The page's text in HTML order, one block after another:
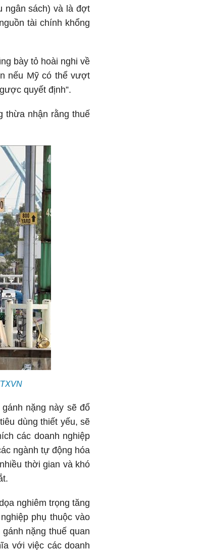
ngân sách) và là đợt
tài chính khổng
bày tỏ hoài nghi về
nếu Mỹ có thể vượt
quyết định”.
thừa nhận rằng thuế
nặng này sẽ đổ
dùng thiết yếu, sẽ
các doanh nghiệp
ngành tự động hóa
thời gian và khó
nghiêm trọng tăng
phụ thuộc vào
nặng thuế quan
với việc các doanh